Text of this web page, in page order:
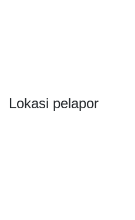
Lokasi pelapor